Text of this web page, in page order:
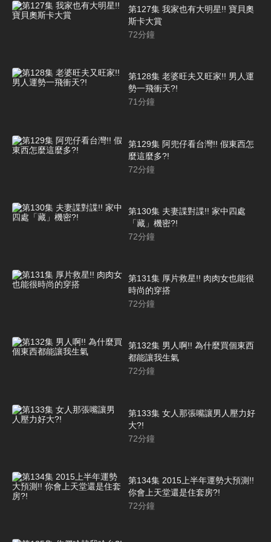
第127集 我家也有大明星!! 寶貝奧
斯卡大賞
72分鐘
第128集 老婆旺夫又旺家!! 男人運
勢一飛衝天?!
71分鐘
第129集 阿兜仔看台灣!! 假東西怎
麼這麼多?!
72分鐘
第130集 夫妻諜對諜!! 家中四處
「藏」機密?!
72分鐘
第131集 厚片救星!! 肉肉女也能很
時尚的穿搭
72分鐘
第132集 男人啊!! 為什麼買個東西
都能讓我生氣
72分鐘
第133集 女人那張嘴讓男人壓力好
大?!
72分鐘
第134集 2015上半年運勢大預測!!
你會上天堂還是住套房?!
72分鐘